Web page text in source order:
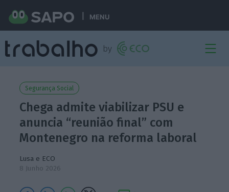
MENU
Segurança Social
Chega admite viabilizar PSU e
anuncia “reunião final” com
Montenegro na reforma laboral
Lusa e ECO
8 Junho 2026